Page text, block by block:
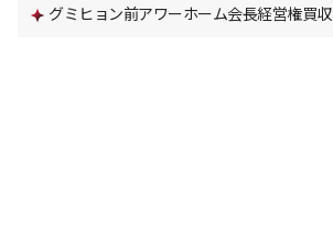
グミヒョン前アワーホーム会長経営権買収